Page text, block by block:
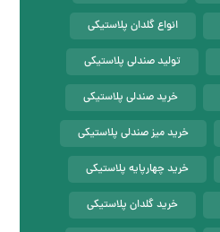
انواع گلدان پلاستیکی
تولید صندلی پلاستیکی
خرید صندلی پلاستیکی
خرید میز صندلی پلاستیکی
خرید چهارپایه پلاستیکی
خرید گلدان پلاستیکی